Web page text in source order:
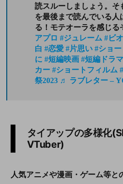
読スルーしましょう。そ
を最後まで読んでいる人
る！モテオーラを感じる
アプロ #ジュレーム #ビ
白 #恋愛 #片思い #ショ
に #短編映画 #短編ドラマ
カー #ショートフィルム
祭2023 ♬ ラブレター –
タイアップの多様化
VTuber)
人気アニメや漫画・ゲーム等と